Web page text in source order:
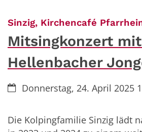
Sinzig, Kirchencafé
Mitsingkonzert
Hellenbacher
Datum:Donnerstag, 24. April 2025
Die Kolpingfamilie Sinzig lädt